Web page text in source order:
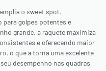
amplia o sweet spot,
para golpes potentes e
grande, a raquete maximiza
e oferecendo maior
o que a torna uma excelente
desempenho nas quadras